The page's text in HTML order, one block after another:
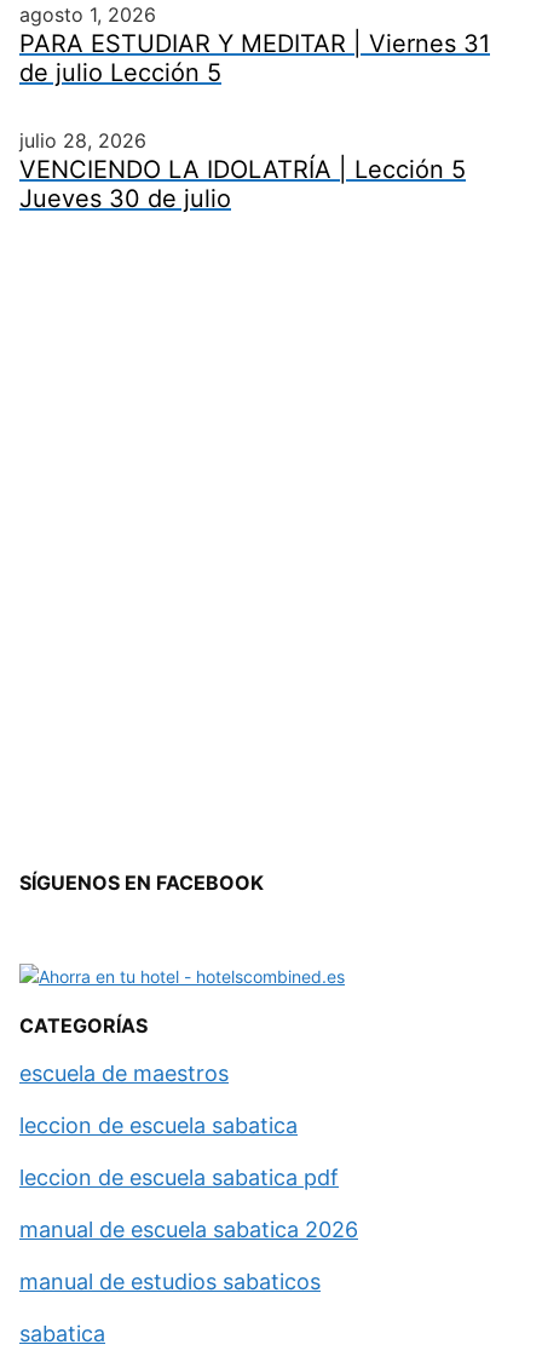
agosto 1, 2026
PARA ESTUDIAR Y MEDITAR | Viernes 31
de julio Lección 5
julio 28, 2026
VENCIENDO LA IDOLATRÍA | Lección 5
Jueves 30 de julio
SÍGUENOS EN FACEBOOK
CATEGORÍAS
escuela de maestros
leccion de escuela sabatica
leccion de escuela sabatica pdf
manual de escuela sabatica 2026
manual de estudios sabaticos
sabatica